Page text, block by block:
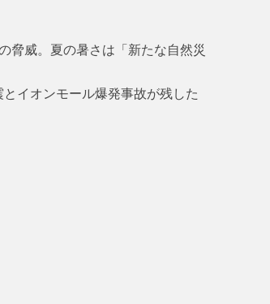
脅威。夏の暑さは「新たな自然災
イオンモール爆発事故が残した